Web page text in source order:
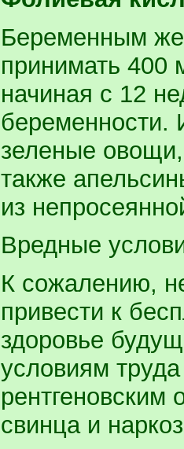
Беременным
принимать 400
начиная с 12
беременности.
зеленые
также
из
Вредные
К сожалению,
привести к
здоровье
условиям
рентгеновским
свинца и